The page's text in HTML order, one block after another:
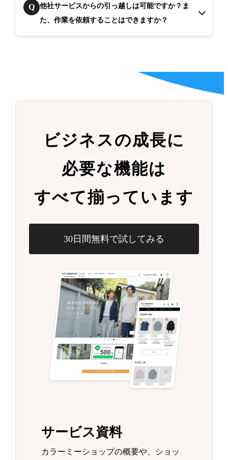
Q
他社サービスからの引っ越しは可能ですか？ま
た、作業を依頼することはできますか？
ビジネスの成長に
必要な機能は
すべて揃っています
30日間無料で試してみる
サービス資料
カラーミーショップの概要や、ショッ